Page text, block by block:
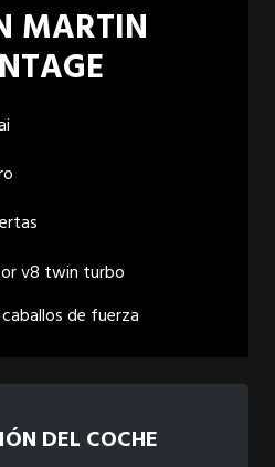
MARTIN
v8 twin turbo
de fuerza
DEL COCHE